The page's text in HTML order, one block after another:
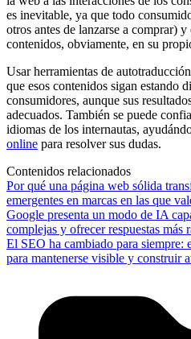
es inevitable, ya que todo
otros antes de lanzarse a comprar)
contenidos, obviamente, en su
Usar herramientas de
que esos contenidos sigan estando
consumidores, aunque sus
adecuados. También se puede
idiomas de los internautas,
online para resolver sus dudas.
Contenidos relacionados
Por qué una página web sólida
emergentes en marcas en las que
Google presenta un modo de IA
complejas y ofrecer respuestas más
El SEO ha cambiado para siempre:
para mantenerse visible y construir